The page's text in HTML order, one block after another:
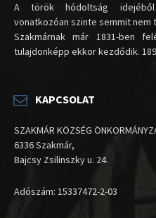
A török hódoltság
vonatkozóan szinte semmit nem
Szakmárnak már 1831-ben
tulajdonképp ekkor kezdődik.
KAPCSOLAT
SZAKMÁR KÖZSÉG
6336 Szakmár,
Bajcsy Zsilinszky u. 24.
Adószám: 15337472-2-03